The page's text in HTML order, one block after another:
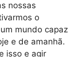
nossas
o
mundo capaz
e de amanhã.
isso e agir